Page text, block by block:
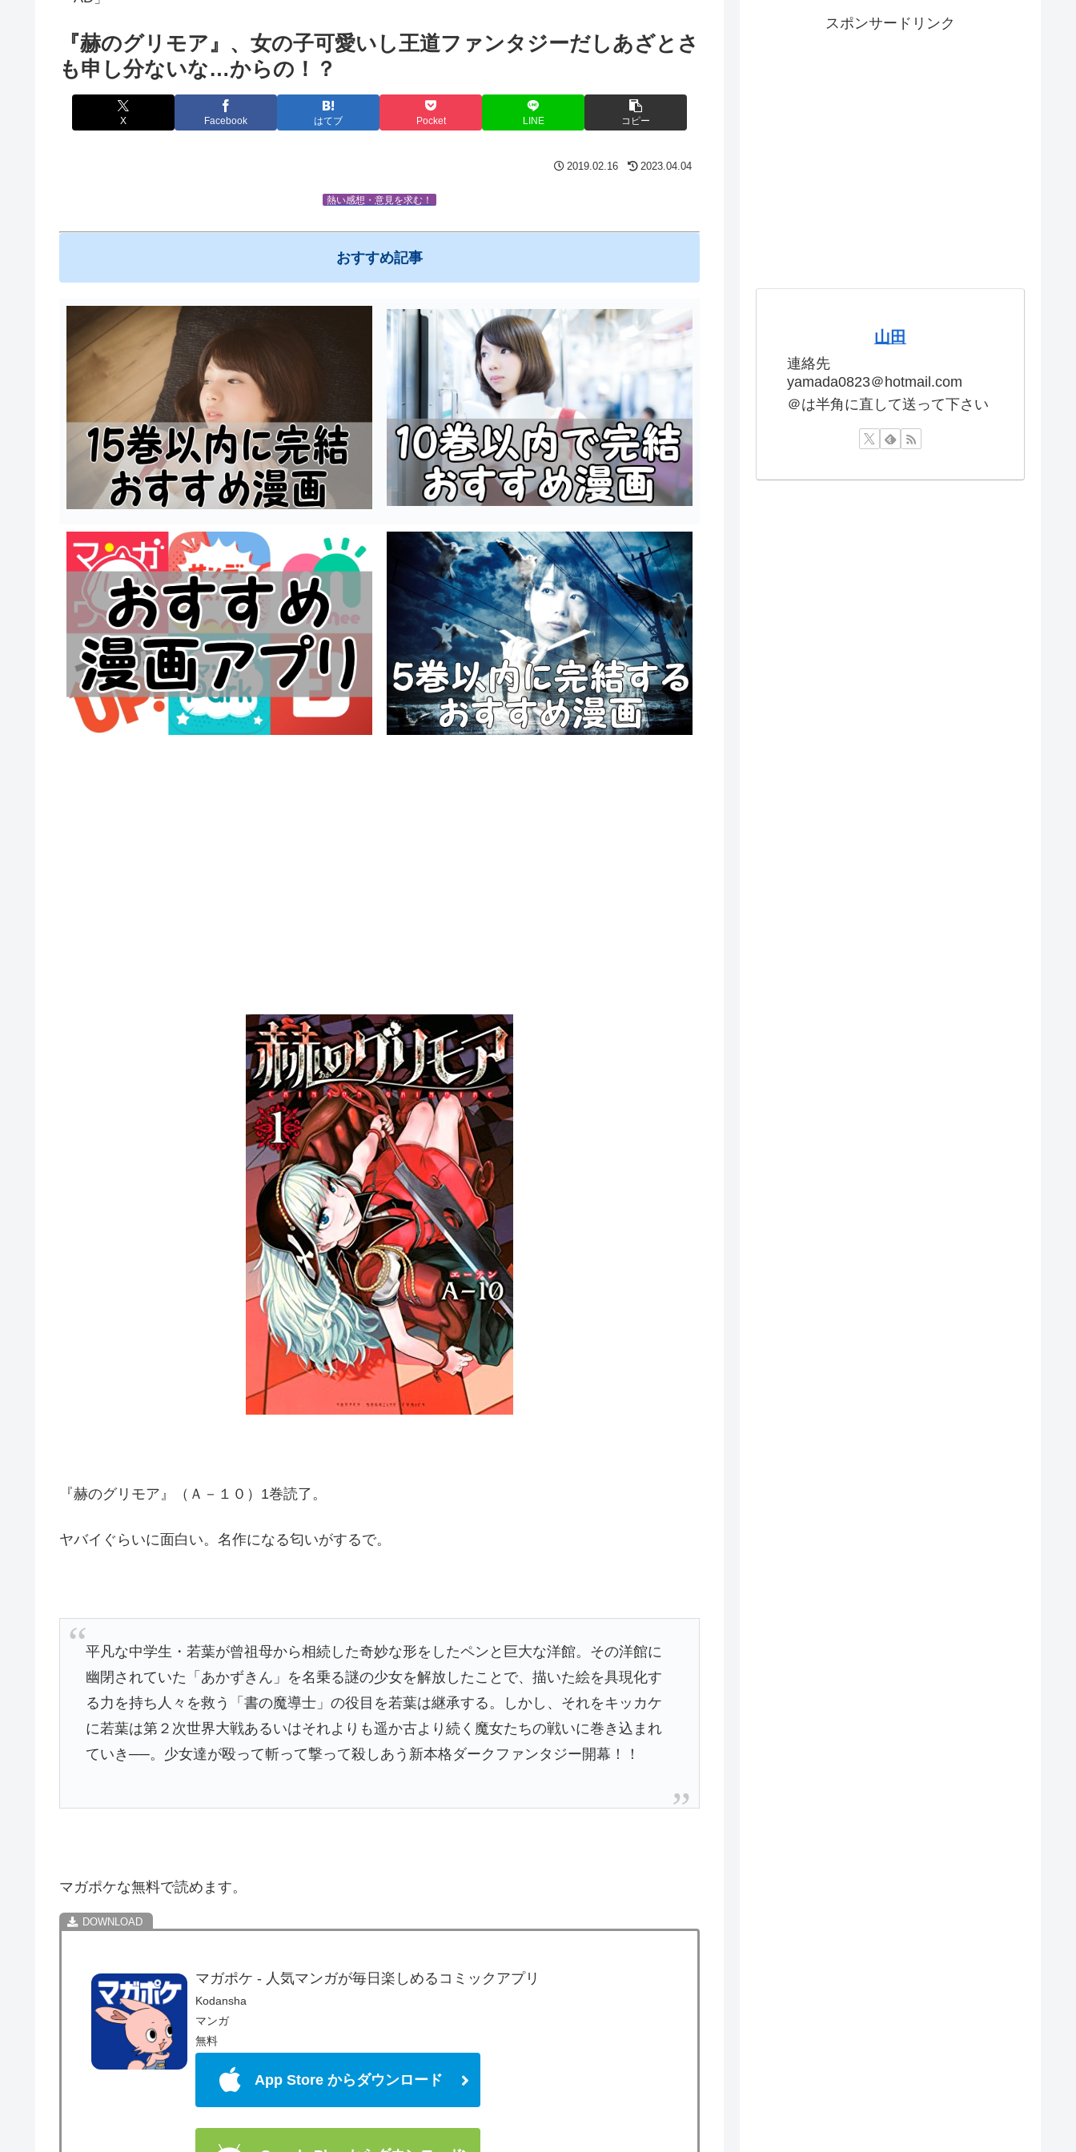
『赫のグリモア』、女の子可愛いし王道ファンタジーだしあざとさ
も申し分ないな…からの！？
X Facebook はてブ Pocket LINE コピー
2019.02.16 2023.04.04
熱い感想・意見を求む！
おすすめ記事
『赫のグリモア』（Ａ－１０）1巻読了。
ヤバイぐらいに面白い。名作になる匂いがするで。
平凡な中学生・若葉が曾祖母から相続した奇妙な形をしたペンと巨大な洋館。その洋館に
幽閉されていた「あかずきん」を名乗る謎の少女を解放したことで、描いた絵を具現化す
る力を持ち人々を救う「書の魔導士」の役目を若葉は継承する。しかし、それをキッカケ
に若葉は第２次世界大戦あるいはそれよりも遥か古より続く魔女たちの戦いに巻き込まれ
ていき──。少女達が殴って斬って撃って殺しあう新本格ダークファンタジー開幕！！
マガポケな無料で読めます。
マガポケ - 人気マンガが毎日楽しめるコミックアプリ
Kodansha
マンガ
無料
App Store からダウンロード
スポンサードリンク
山田
連絡先
yamada0823＠hotmail.com
＠は半角に直して送って下さい